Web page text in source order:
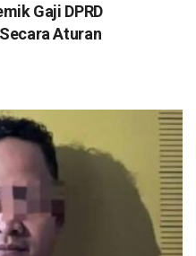
Gaji DPRD
Aturan